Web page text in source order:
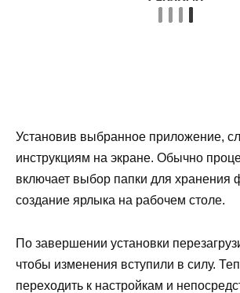
Установив выбранное приложение,
инструкциям на экране. Обычно
включает выбор папки для хранения
создание ярлыка на рабочем столе.
По завершении установки
чтобы изменения вступили в силу.
переходить к настройкам и